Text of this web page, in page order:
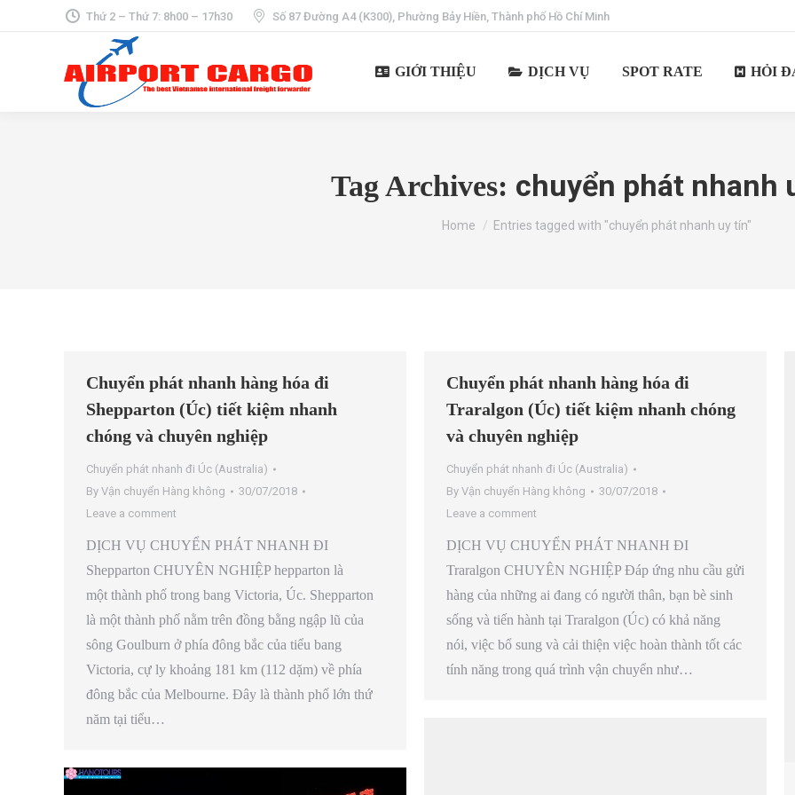
Thứ 2 – Thứ 7: 8h00 – 17h30 Số 87 Đường A4 (K300), Phường Bảy Hiền, Thành phố Hồ Chí Minh
GIỚI THIỆU DỊCH VỤ SPOT RATE HỎI
Tag Archives: chuyển phát nhanh
You are here:
Home Entries tagged with "chuyển phát nhanh uy tín"
Chuyển phát nhanh hàng hóa đi
Shepparton (Úc) tiết kiệm nhanh
chóng và chuyên nghiệp
Chuyển phát nhanh đi Úc (Australia)
By Vận chuyển Hàng không
30/07/2018
Leave a comment
DỊCH VỤ CHUYỂN PHÁT NHANH ĐI
Shepparton CHUYÊN NGHIỆP hepparton là
một thành phố trong bang Victoria, Úc. Shepparton
là một thành phố nằm trên đồng bằng ngập lũ của
sông Goulburn ở phía đông bắc của tiểu bang
Victoria, cự ly khoảng 181 km (112 dặm) về phía
đông bắc của Melbourne. Đây là thành phố lớn thứ
năm tại tiểu…
Chuyển phát nhanh hàng hóa đi
Traralgon (Úc) tiết kiệm nhanh chóng
và chuyên nghiệp
Chuyển phát nhanh đi Úc (Australia)
By Vận chuyển Hàng không
30/07/2018
Leave a comment
DỊCH VỤ CHUYỂN PHÁT NHANH ĐI
Traralgon CHUYÊN NGHIỆP Đáp ứng nhu cầu gửi
hàng của những ai đang có người thân, bạn bè sinh
sống và tiến hành tại Traralgon (Úc) có khả năng
nói, việc bổ sung và cải thiện việc hoàn thành tốt các
tính năng trong quá trình vận chuyển như…